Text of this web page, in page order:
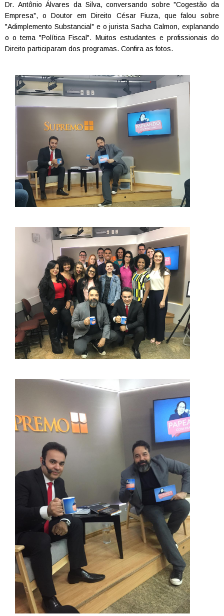
Dr. Antônio Álvares da Silva, conversando sobre "Cogestão da
Empresa", o Doutor em Direito César Fiuza, que falou sobre
"Adimplemento Substancial" e o jurista Sacha Calmon, explanando
o o tema "Política Fiscal". Muitos estudantes e profissionais do
Direito participaram dos programas. Confira as fotos.